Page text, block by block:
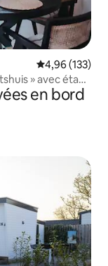
Évaluation
4,96 (133)
» avec étang
en bord